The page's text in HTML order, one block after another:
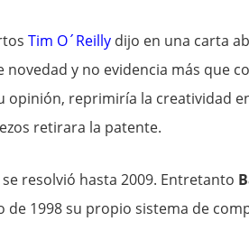
Tim O´Reilly dijo en una carta
novedad y no evidencia más que
opinión, reprimiría la creatividad
retirara la patente.
resolvió hasta 2009. Entretanto
de 1998 su propio sistema de